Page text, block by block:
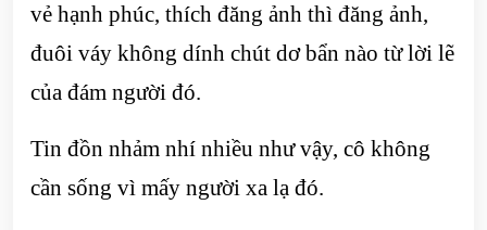
vẻ hạnh phúc, thích đăng ảnh thì đăng ảnh,
đuôi váy không dính chút dơ bẩn nào từ lời lẽ
của đám người đó.
Tin đồn nhảm nhí nhiều như vậy, cô không
cần sống vì mấy người xa lạ đó.